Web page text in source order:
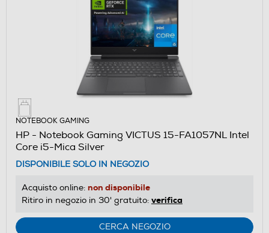
NOTEBOOK GAMING
HP - Notebook Gaming VICTUS 15-FA1057NL Intel
Core i5-Mica Silver
DISPONIBILE SOLO IN NEGOZIO
Acquisto online: non disponibile
Ritiro in negozio in 30' gratuito: verifica
CERCA NEGOZIO